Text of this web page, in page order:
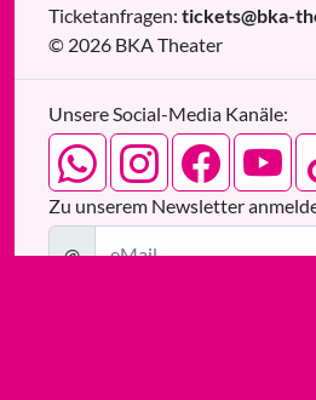
Ticketanfragen: tickets@bka-
© 2026 BKA Theater
Unsere Social-Media Kanäle:
Zu unserem Newsletter
@